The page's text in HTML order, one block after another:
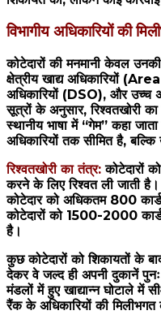
विभागीय अधिकारियों की
कोटेदारों की मनमानी केवल
क्षेत्रीय खाद्य अधिकारियों
अधिकारियों (DSO), और उच्च
सूत्रों के अनुसार, रिश्वतखोरी
स्थानीय भाषा में “गेम” कहा
अधिकारियों तक सीमित है,
रिश्वतखोरी का तंत्र: कोटेदारों
करने के लिए रिश्वत ली जाती
कोटेदार को अधिकतम 800
कोटेदारों को 1500-2000
है।
कुछ कोटेदारों को शिकायतों के
देकर वे जल्द ही अपनी दुकानें
मंडलों में हुए खाद्यान्न घोटाले में
रैंक के अधिकारियों की मिलीभगत